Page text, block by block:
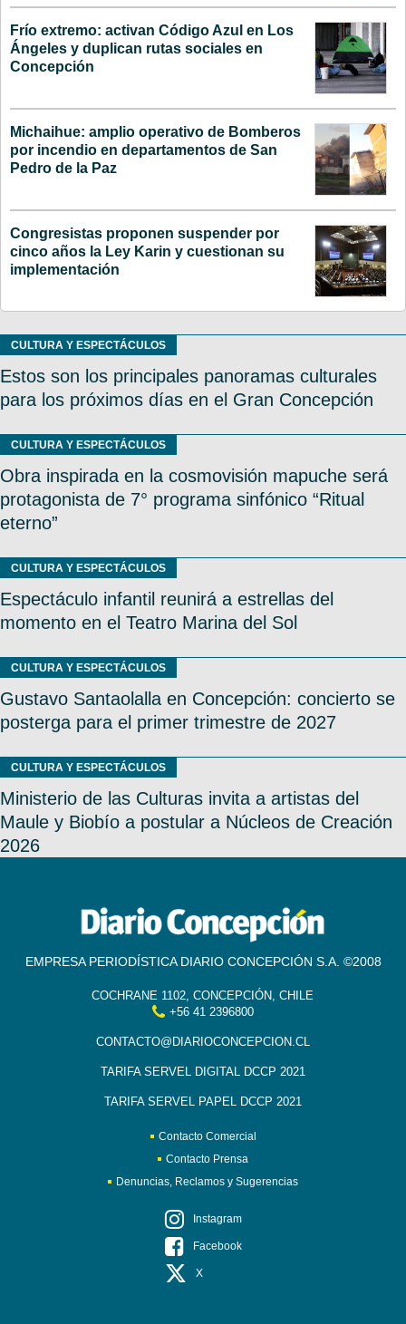
Frío extremo: activan Código Azul en Los
Ángeles y duplican rutas sociales en
Concepción
Michaihue: amplio operativo de Bomberos
por incendio en departamentos de San
Pedro de la Paz
Congresistas proponen suspender por
cinco años la Ley Karin y cuestionan su
implementación
CULTURA Y ESPECTÁCULOS
Estos son los principales panoramas culturales
para los próximos días en el Gran Concepción
CULTURA Y ESPECTÁCULOS
Obra inspirada en la cosmovisión mapuche será
protagonista de 7° programa sinfónico “Ritual
eterno”
CULTURA Y ESPECTÁCULOS
Espectáculo infantil reunirá a estrellas del
momento en el Teatro Marina del Sol
CULTURA Y ESPECTÁCULOS
Gustavo Santaolalla en Concepción: concierto se
posterga para el primer trimestre de 2027
CULTURA Y ESPECTÁCULOS
Ministerio de las Culturas invita a artistas del
Maule y Biobío a postular a Núcleos de Creación
2026
EMPRESA PERIODÍSTICA DIARIO CONCEPCIÓN S.A. ©2008
COCHRANE 1102, CONCEPCIÓN, CHILE
+56 41 2396800
CONTACTO@DIARIOCONCEPCION.CL
TARIFA SERVEL DIGITAL DCCP 2021
TARIFA SERVEL PAPEL DCCP 2021
Contacto Comercial
Contacto Prensa
Denuncias, Reclamos y Sugerencias
Instagram
Facebook
X